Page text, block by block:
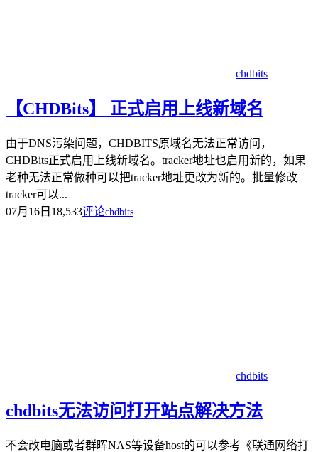
chdbits
【CHDBits】 正式启用上线新域名
由于DNS污染问题，CHDBITS原域名无法正常访问，
CHDBits正式启用上线新域名。tracker地址也启用新的，如果
老种无法正常做种可以把tracker地址更改为新的。批量修改
tracker可以...
07月16日 18,533评论chdbits
chdbits
chdbits无法访问打开站点解决方法
不会改电脑或者群晖NAS等设备host的可以参考《联通网络打